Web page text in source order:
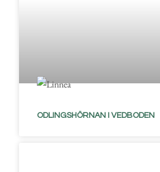
ODLINGSHÖRNAN I VEDBODEN